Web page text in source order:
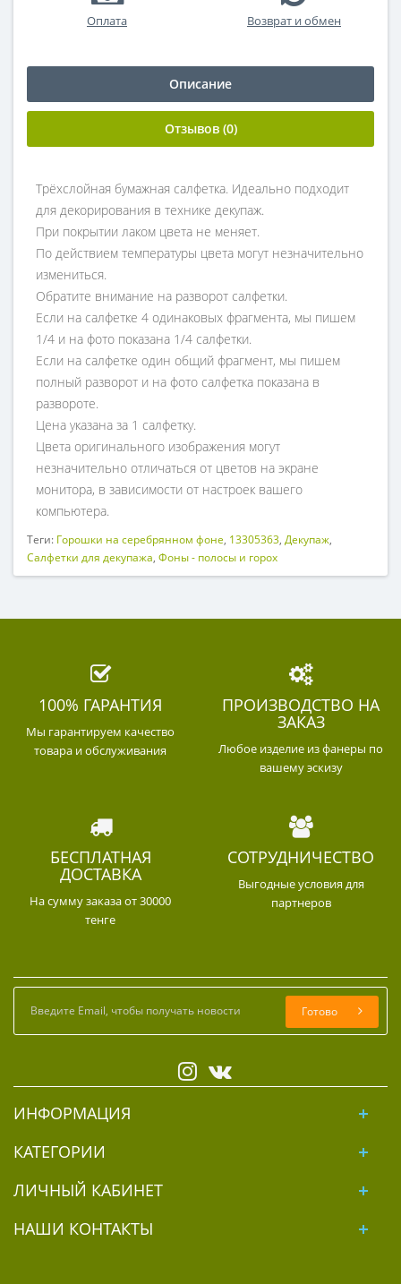
Оплата Возврат и обмен
Описание
Отзывов (0)
Трёхслойная бумажная салфетка. Идеально подходит
для декорирования в технике декупаж.
При покрытии лаком цвета не меняет.
По действием температуры цвета могут незначительно
измениться.
Обратите внимание на разворот салфетки.
Если на салфетке 4 одинаковых фрагмента, мы пишем
1/4 и на фото показана 1/4 салфетки.
Если на салфетке один общий фрагмент, мы пишем
полный разворот и на фото салфетка показана в
развороте.
Цена указана за 1 салфетку.
Цвета оригинального изображения могут
незначительно отличаться от цветов на экране
монитора, в зависимости от настроек вашего
компьютера.
Теги: Горошки на серебрянном фоне, 13305363, Декупаж,
Салфетки для декупажа, Фоны - полосы и горох
100% ГАРАНТИЯ
Мы гарантируем качество
товара и обслуживания
ПРОИЗВОДСТВО НА
ЗАКАЗ
Любое изделие из фанеры по
вашему эскизу
БЕСПЛАТНАЯ
ДОСТАВКА
На сумму заказа от 30000
тенге
СОТРУДНИЧЕСТВО
Выгодные условия для
партнеров
Готово
ИНФОРМАЦИЯ
КАТЕГОРИИ
ЛИЧНЫЙ КАБИНЕТ
НАШИ КОНТАКТЫ